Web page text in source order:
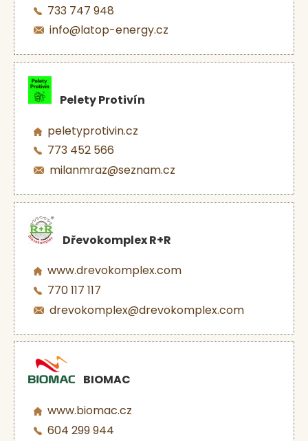
733 747 948
info@latop-energy.cz
Pelety Protivín
peletyprotivin.cz
773 452 566
milanmraz@seznam.cz
Dřevokomplex R+R
www.drevokomplex.com
770 117 117
drevokomplex@drevokomplex.com
BIOMAC
www.biomac.cz
604 299 944